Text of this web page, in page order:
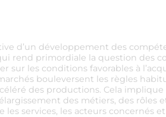
d’un développement des
rend primordiale la question des
sur les conditions favorables à
bouleversent les règles
des productions. Cela
des métiers, des rôles
services, les acteurs concernés